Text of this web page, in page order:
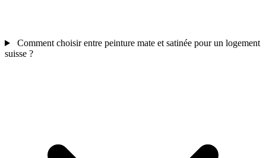
Comment choisir entre peinture mate et satinée pour un logement
suisse ?